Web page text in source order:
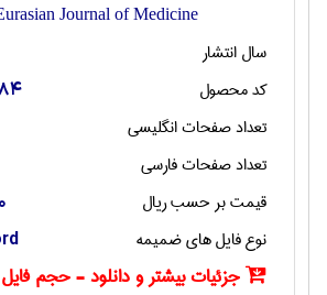
Journal of Medicine
سال انتشار
کد محصول
تعداد صفحات انگليسی
تعداد صفحات فارسی
قیمت بر حسب ریال
نوع فایل های ضمیمه
جزئیات بیشتر و دانلود - حجم